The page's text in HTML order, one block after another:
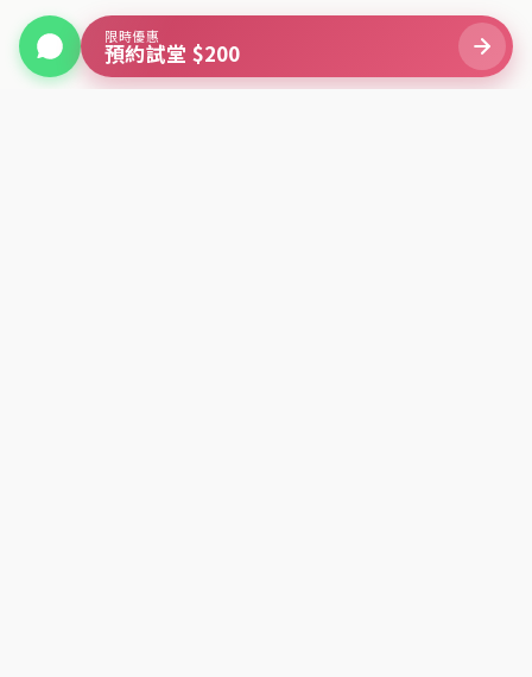
限時優惠
預約試堂 $200